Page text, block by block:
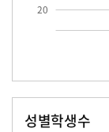
20
성별학생수